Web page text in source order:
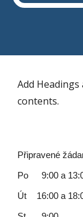
Add
contents.
Připravené
Po 9:00 a
Út 16:00 a